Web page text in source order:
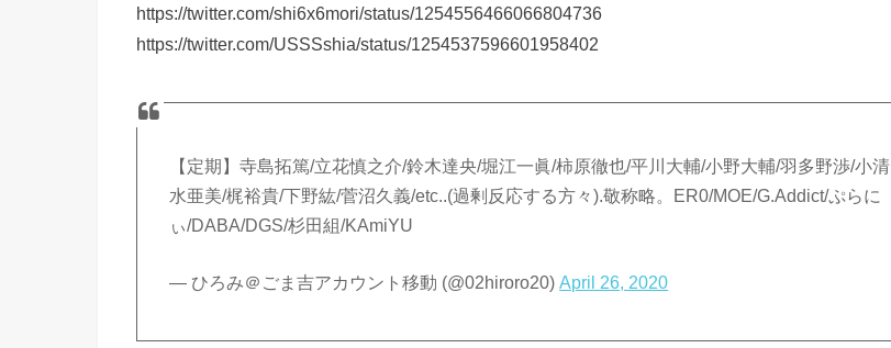
https://twitter.com/shi6x6mori/status/1254556466066804736
https://twitter.com/USSSshia/status/1254537596601958402
【定期】寺島拓篤/立花慎之介/鈴木達央/堀江一眞/柿原徹也/平川大輔/小野大輔/羽多野渉/小清
水亜美/梶裕貴/下野紘/菅沼久義/etc..(過剰反応する方々).敬称略。ER0/MOE/G.Addict/ぷらに
ぃ/DABA/DGS/杉田組/KAmiYU
— ひろみ＠ごま吉アカウント移動 (@02hiroro20)April 26, 2020